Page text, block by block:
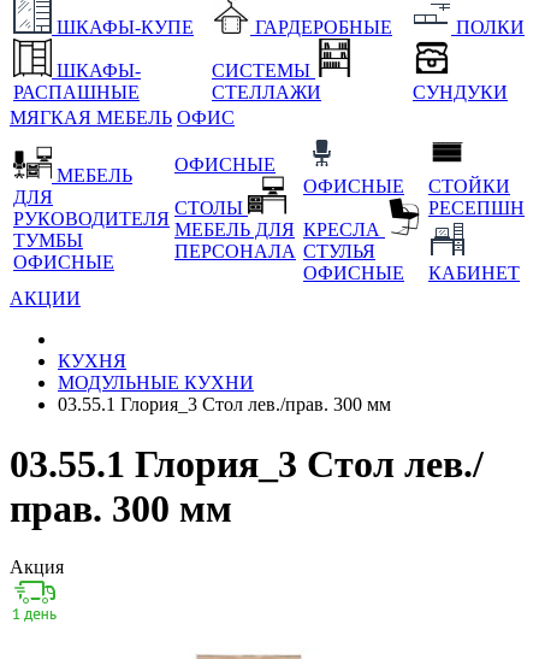
ШКАФЫ-КУПЕ
ШКАФЫ-
РАСПАШНЫЕ
ГАРДЕРОБНЫЕ
СИСТЕМЫ
СТЕЛЛАЖИ
ПОЛКИ
СУНДУКИ
МЯГКАЯ МЕБЕЛЬ ОФИС
МЕБЕЛЬ
ДЛЯ
РУКОВОДИТЕЛЯ
ТУМБЫ
ОФИСНЫЕ
ОФИСНЫЕ
СТОЛЫ
МЕБЕЛЬ ДЛЯ
ПЕРСОНАЛА
ОФИСНЫЕ
КРЕСЛА
СТУЛЬЯ
ОФИСНЫЕ
СТОЙКИ
РЕСЕПШН
КАБИНЕТ
АКЦИИ
КУХНЯ
МОДУЛЬНЫЕ КУХНИ
03.55.1 Глория_3 Стол лев./прав. 300 мм
03.55.1 Глория_3 Стол лев./
прав. 300 мм
Акция